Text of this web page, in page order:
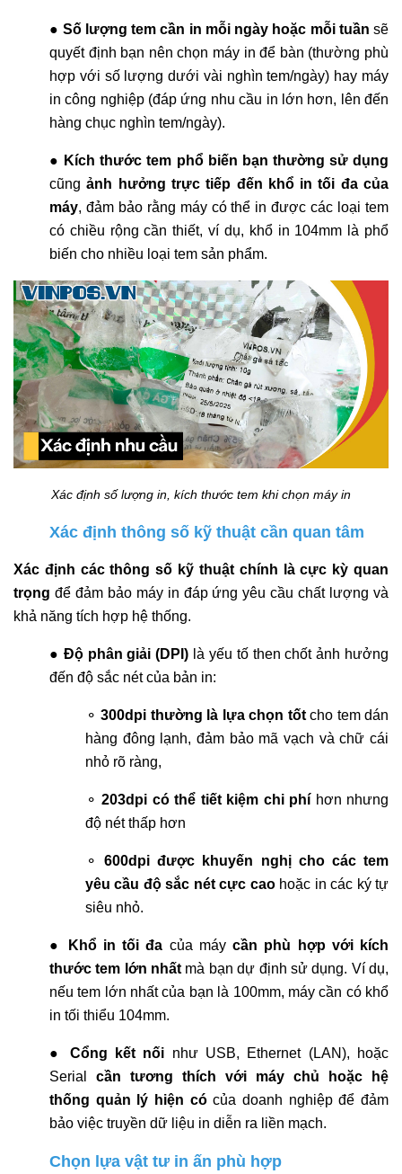
● Số lượng tem cần in mỗi ngày hoặc mỗi tuần sẽ
quyết định bạn nên chọn máy in để bàn (thường phù
hợp với số lượng dưới vài nghìn tem/ngày) hay máy
in công nghiệp (đáp ứng nhu cầu in lớn hơn, lên đến
hàng chục nghìn tem/ngày).
● Kích thước tem phổ biến bạn thường sử dụng
cũngảnh hưởng trực tiếp đến khổ in tối đa của
máy, đảm bảo rằng máy có thể in được các loại tem
có chiều rộng cần thiết, ví dụ, khổ in 104mm là phổ
biến cho nhiều loại tem sản phẩm.
Xác định số lượng in, kích thước tem khi chọn máy in
Xác định thông số kỹ thuật cần quan tâm
Xác định các thông số kỹ thuật chính là cực kỳ quan
trọng để đảm bảo máy in đáp ứng yêu cầu chất lượng và
khả năng tích hợp hệ thống.
● Độ phân giải (DPI) là yếu tố then chốt ảnh hưởng
đến độ sắc nét của bản in:
⚬300dpi thường là lựa chọn tốtcho tem dán
hàng đông lạnh, đảm bảo mã vạch và chữ cái
nhỏ rõ ràng,
⚬203dpi có thể tiết kiệm chi phí hơn nhưng
độ nét thấp hơn
⚬600dpi được khuyến nghị cho các tem
yêu cầu độ sắc nét cực caohoặc in các ký tự
siêu nhỏ.
● Khổ in tối đa của máy cần phù hợp với kích
thước tem lớn nhất mà bạn dự định sử dụng. Ví dụ,
nếu tem lớn nhất của bạn là 100mm, máy cần có khổ
in tối thiểu 104mm.
● Cổng kết nối như USB, Ethernet (LAN), hoặc
Serial cần tương thích với máy chủ hoặc hệ
thống quản lý hiện cócủa doanh nghiệp để đảm
bảo việc truyền dữ liệu in diễn ra liền mạch.
Chọn lựa vật tư in ấn phù hợp